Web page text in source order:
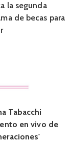
la segunda
de becas para
Tabacchi
en vivo de